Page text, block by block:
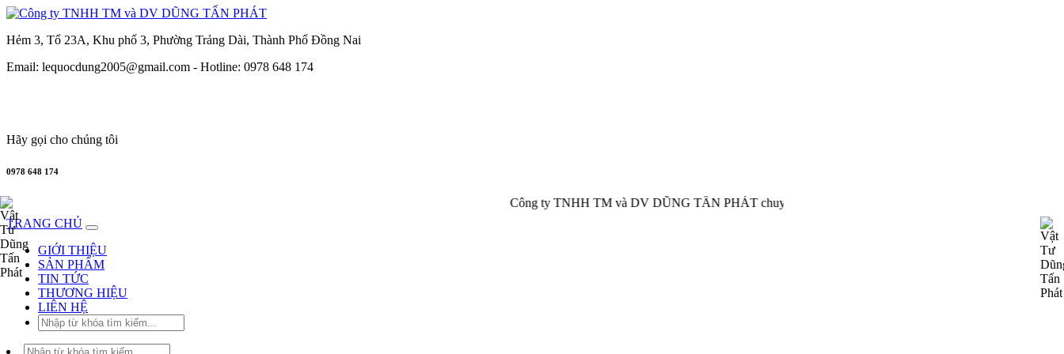
Hẻm 3, Tổ 23A, Khu phố 3, Phường Trảng Dài, Thành Phố Đồng Nai
Email: lequocdung2005@gmail.com - Hotline: 0978 648 174
Hãy gọi cho chúng tôi
0978 648 174
Công ty TNHH TM và DV DŨNG TẤN PHÁT chuyên cung cấp, phân phối thiết bị công nghiệp của nhiều hãng nổi
TRANG CHỦ
GIỚI THIỆU
SẢN PHẨM
TIN TỨC
THƯƠNG HIỆU
LIÊN HỆ